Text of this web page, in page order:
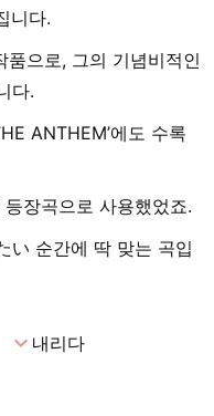
니다.
으로, 그의 기념비적인
다.
ANTHEM’에도 수록
장곡으로 사용했었죠.
い 순간에 딱 맞는 곡입
expand_more내리다